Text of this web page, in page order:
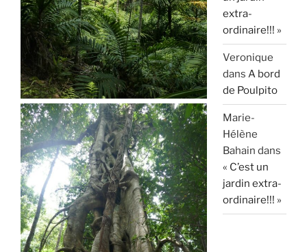
extra-
ordinaire!!! »
Veronique
dans A bord
de Poulpito
Marie-
Hélène
Bahain dans
« C’est un
jardin extra-
ordinaire!!! »